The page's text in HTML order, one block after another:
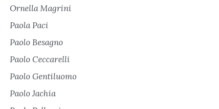
Ornella Magrini
Paola Paci
Paolo Besagno
Paolo Ceccarelli
Paolo Gentiluomo
Paolo Jachia